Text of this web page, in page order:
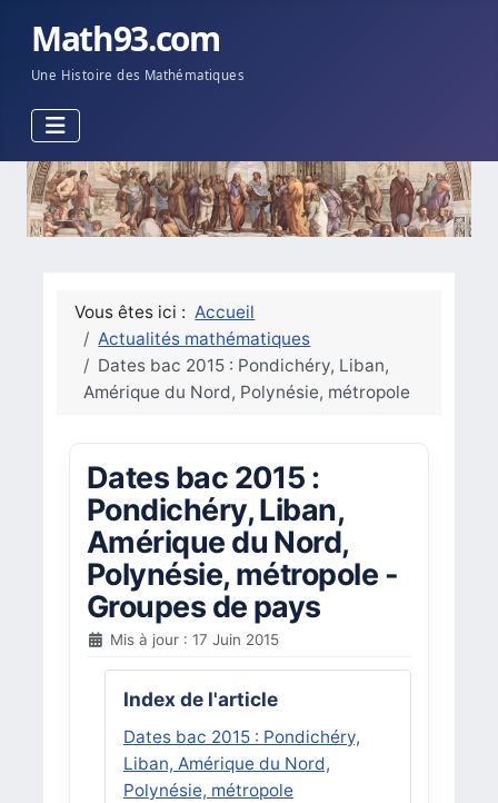
Math93.com
Une Histoire des Mathématiques
Vous êtes ici : Accueil
Actualités mathématiques
Dates bac 2015 : Pondichéry, Liban,
Amérique du Nord, Polynésie, métropole
Dates bac 2015 :
Pondichéry, Liban,
Amérique du Nord,
Polynésie, métropole -
Groupes de pays
Mis à jour : 17 Juin 2015
Index de l'article
Dates bac 2015 : Pondichéry,
Liban, Amérique du Nord,
Polynésie, métropole